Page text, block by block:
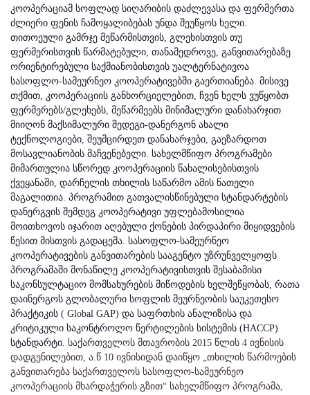
კოოპერაციამ სოფლად სიღარიბის დაძლევასა და ფერმერთა
ძლიერი ფენის ჩამოყალიბებას უნდა შეუწყოს ხელი.
თითოეული გამრჯე მეწარმისთვის, გლეხისთვის თუ
ფერმერისთვის წარმატებული, თანამედროვე, განვითარებაზე
ორიენტირებული საქმიანობისთვის უალტერნატივოა
სასოფლო-სამეურნეო კოოპერატივებში გაერთიანება. მისივე
თქმით, კოოპერაციის განხორციელებით, ჩვენ ხელს ვუწყობთ
ფერმერებს/გლეხებს, მეწარმეებს მინიმალური დანახარჯით
მიიღონ მაქსიმალური შედეგი-დანერგონ ახალი
ტექნოლოგიები, შეუმცირდეთ დანახარჯები, გაეზარდოთ
მოსავლიანობის მაჩვენებელი. სახელმწიფო პროგრამები
მიმართულია სწორედ კოოპერაციის წახალისებისთვის
ქვეყანაში, დარჩელის თხილის საწარმო ამის ნათელი
მაგალითია. პროგრამით გათვალისწინებული სტანდარტების
დანერგვის შემდეგ კოოპერატივი უფლებამოსილია
მოითხოვოს იჯარით აღებული ქონების პირდაპირი მიყიდვების
წესით მისთვის გადაცემა. სასოფლო-სამეურნეო
კოოპერატივების განვითარების სააგენტო უზრუნველყოფს
პროგრამაში მონაწილე კოოპერატივისთვის შესაბამისი
საკონსულტაციო მომსახურების მიწოდების ხელშეწყობას, რათა
დაინერგოს გლობალური სოფლის მეურნეობის საუკეთესო
პრაქტიკის ( Global GAP) და საფრთხის ანალიზისა და
კრიტიკული საკონტროლო წერტილების სისტემის (HACCP)
სტანდარტი. საქართველოს მთავრობის 2015 წლის 4 ივნისის
დადგენილებით, ა.წ 10 ივნისიდან დაიწყო „თხილის წარმოების
განვითარება საქართველოს სასოფლო-სამეურნეო
კოოპერაციის მხარდაჭერის გზით“ სახელმწიფო პროგრამა,